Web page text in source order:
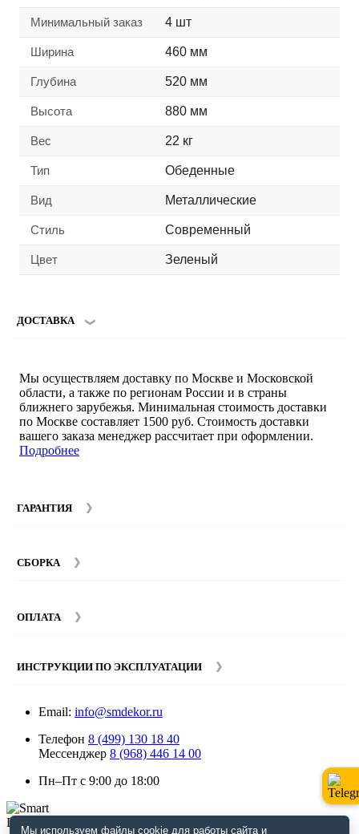
Минимальный заказ 4 шт
Ширина 460 мм
Глубина 520 мм
Высота 880 мм
Вес 22 кг
Тип Обеденные
Вид Металлические
Стиль Современный
Цвет Зеленый
ДОСТАВКА
Мы осуществляем доставку по Москве и Московской
области, а также по регионам России и в страны
ближнего зарубежья. Минимальная стоимость доставки
по Москве составляет 1500 руб. Стоимость доставки
вашего заказа менеджер рассчитает при оформлении.
Подробнее
ГАРАНТИЯ
составляет 12 месяцев с момента покупки при
СБОРКА
Стоимость сборки зависит от количества и моделей
ОПЛАТА
ИНСТРУКЦИИ ПО ЭКСПЛУАТАЦИИ
Email: info@smdekor.ru
Телефон 8 (499) 130 18 40
Мессенджер 8 (968) 446 14 00
Пн–Пт с 9:00 до 18:00
Мы используем файлы cookie для работы сайта и